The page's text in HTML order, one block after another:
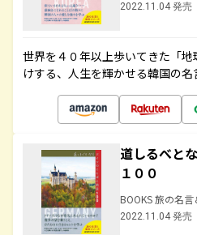
2022.11.04 発売
世界を４０年以上歩いてきた「
けする、人生を輝かせる韓国の
道しるべと
１００
BOOKS 旅の名言
2022.11.04 発売